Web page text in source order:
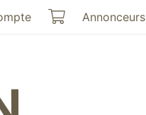
Mon panier
Annonceurs